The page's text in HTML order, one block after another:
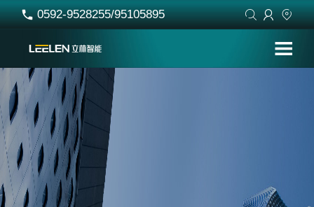
 0592-9528255/95105895   